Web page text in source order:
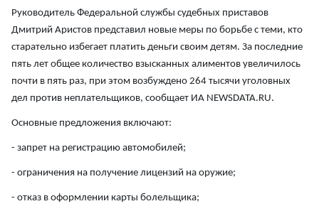
Руководитель Федеральной службы судебных приставов
Дмитрий Аристов представил новые меры по борьбе с теми, кто
старательно избегает платить деньги своим детям. За последние
пять лет общее количество взысканных алиментов увеличилось
почти в пять раз, при этом возбуждено 264 тысячи уголовных
дел против неплательщиков, сообщает ИА NEWSDATA.RU.
Основные предложения включают:
- запрет на регистрацию автомобилей;
- ограничения на получение лицензий на оружие;
- отказ в оформлении карты болельщика;